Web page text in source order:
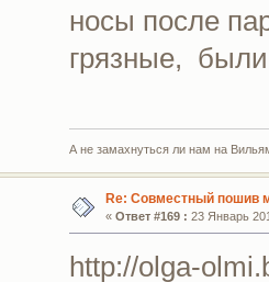
носы после
грязные,
А не замахнуться ли нам на
Re: Совместный пошив
« Ответ #169 : 23 Январь
http://olga-